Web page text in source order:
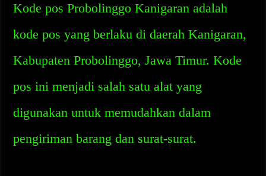
Kode pos Probolinggo Kanigaran adalah
kode pos yang berlaku di daerah Kanigaran,
Kabupaten Probolinggo, Jawa Timur. Kode
pos ini menjadi salah satu alat yang
digunakan untuk memudahkan dalam
pengiriman barang dan surat-surat.